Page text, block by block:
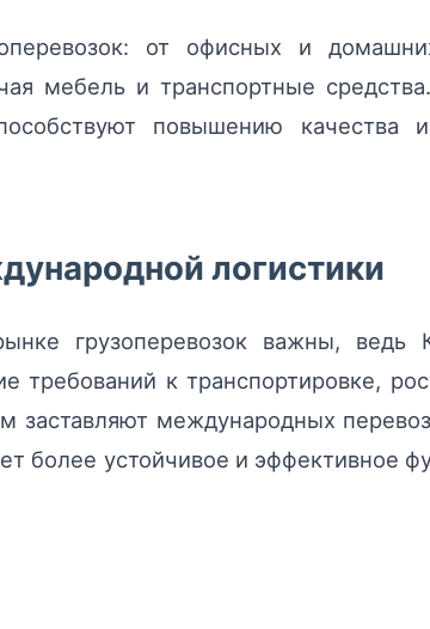
от офисных и
мебель и транспортные
повышению качества и
логистики
грузоперевозок важны, ведь
требований к транспортировке,
международных
более устойчивое и эффективное